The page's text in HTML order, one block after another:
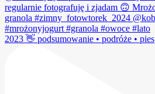
2023 👋 podsumowanie • podróże • pies